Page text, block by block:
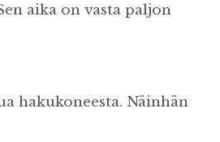
aika on vasta paljon
hakukoneesta. Näinhän